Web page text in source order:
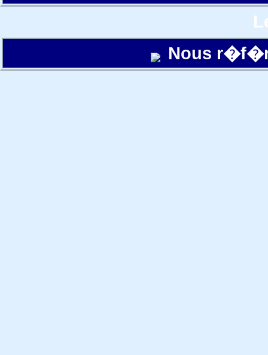
Nous